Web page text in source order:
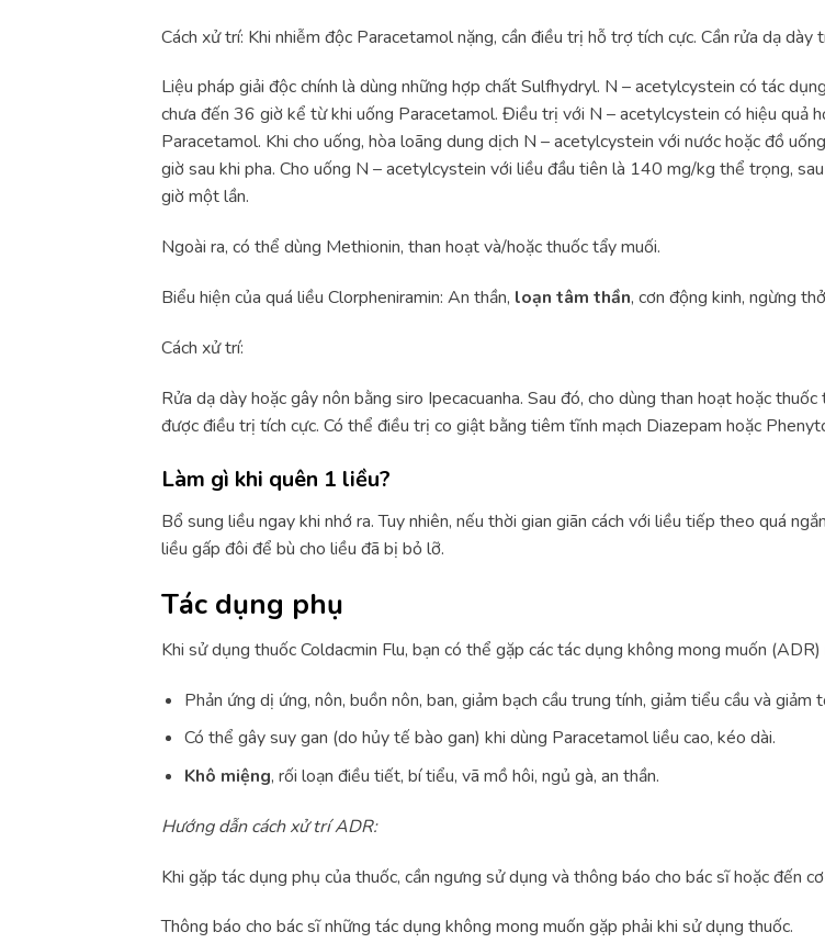
Cách xử trí: Khi nhiễm độc Paracetamol nặng, cần điều trị hỗ trợ tích cực. Cần rửa dạ
Liệu pháp giải độc chính là dùng những hợp chất Sulfhydryl. N – acetylcystein có tác
chưa đến 36 giờ kể từ khi uống Paracetamol. Điều trị với N – acetylcystein có hiệu quả
Paracetamol. Khi cho uống, hòa loãng dung dịch N – acetylcystein với nước hoặc đồ
giờ sau khi pha. Cho uống N – acetylcystein với liều đầu tiên là 140 mg/kg thể trọng,
giờ một lần.
Ngoài ra, có thể dùng Methionin, than hoạt và/hoặc thuốc tẩy muối.
Biểu hiện của quá liều Clorpheniramin: An thần, loạn tâm thần, cơn động kinh, ngừng
Cách xử trí:
Rửa dạ dày hoặc gây nôn bằng siro Ipecacuanha. Sau đó, cho dùng than hoạt hoặc
được điều trị tích cực. Có thể điều trị co giật bằng tiêm tĩnh mạch Diazepam hoặc
Làm gì khi quên 1 liều?
Bổ sung liều ngay khi nhớ ra. Tuy nhiên, nếu thời gian giãn cách với liều tiếp theo quá
liều gấp đôi để bù cho liều đã bị bỏ lỡ.
Tác dụng phụ
Khi sử dụng thuốc Coldacmin Flu, bạn có thể gặp các tác dụng không mong muốn (ADR)
Phản ứng dị ứng, nôn, buồn nôn, ban, giảm bạch cầu trung tính, giảm tiểu cầu và giảm
Có thể gây suy gan (do hủy tế bào gan) khi dùng Paracetamol liều cao, kéo dài.
Khô miệng, rối loạn điều tiết, bí tiểu, vã mồ hôi, ngủ gà, an thần.
Hướng dẫn cách xử trí ADR:
Khi gặp tác dụng phụ của thuốc, cần ngưng sử dụng và thông báo cho bác sĩ hoặc đến
Thông báo cho bác sĩ những tác dụng không mong muốn gặp phải khi sử dụng thuốc.